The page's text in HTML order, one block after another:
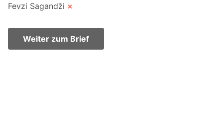
Fevzi Sagandži ×
Weiter zum Brief